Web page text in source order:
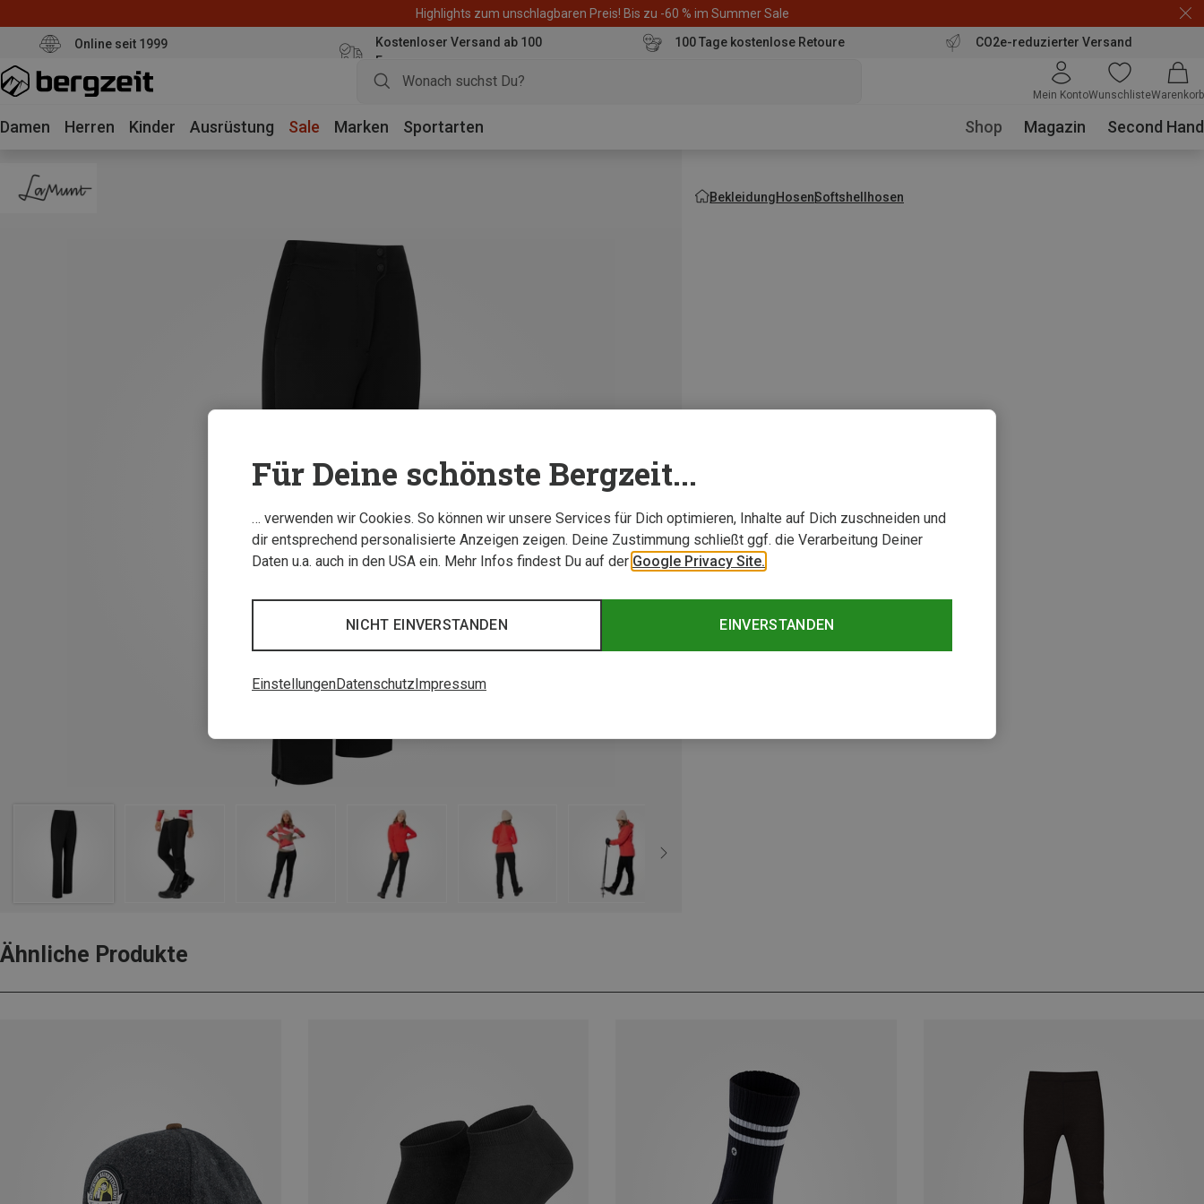
Highlights zum unschlagbaren Preis! Bis zu -60 % im Summer Sale
Online seit 1999
Kostenloser Versand ab 100
Euro
100 Tage kostenlose Retoure CO2e-reduzierter Versand
Mein KontoWunschlisteWarenkorb
Damen Herren Kinder Ausrüstung Sale Marken Sportarten Shop Magazin Second Hand
BekleidungHosenSoftshellhosen
Ähnliche Produkte
Für Deine schönste Bergzeit...
… verwenden wir Cookies. So können wir unsere Services für Dich optimieren, Inhalte auf Dich zuschneiden und
dir entsprechend personalisierte Anzeigen zeigen. Deine Zustimmung schließt ggf. die Verarbeitung Deiner
Daten u.a. auch in den USA ein. Mehr Infos findest Du auf der Google Privacy Site.
EINVERSTANDEN
NICHT EINVERSTANDEN
EinstellungenDatenschutz Impressum